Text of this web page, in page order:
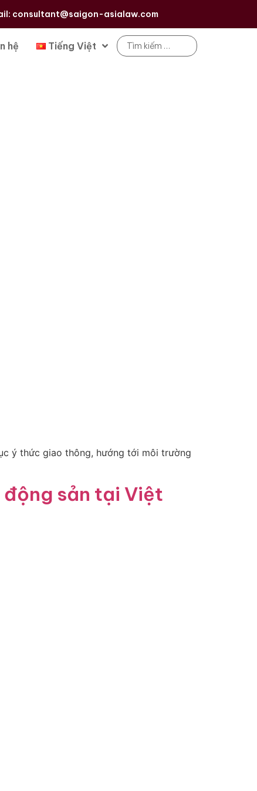
consultant@saigon-asialaw.com
hệ Tiếng Việt
ý thức giao thông, hướng tới môi trường
sản tại Việt